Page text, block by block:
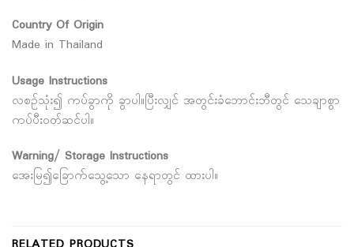
Country Of Origin
Made in Thailand
Usage Instructions
လစဥ်သုံး၍ ကပ်ခွာကို ခွာပါ။ပြီးလျှင် အတွင်းခံဘောင်းဘီတွင် သေချာစွာ
ကပ်ပီး၀တ်ဆင်ပါ။
Warning/ Storage Instructions
အေးမြ၍ခြောက်သွေ့သော နေရာတွင် ထားပါ။